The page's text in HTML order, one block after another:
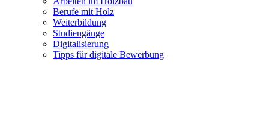
Berufe mit Holz
Weiterbildung
Studiengänge
Digitalisierung
Tipps für digitale Bewerbung